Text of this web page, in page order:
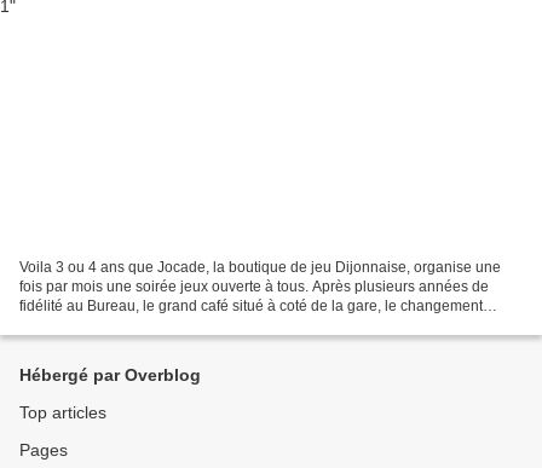
Voila 3 ou 4 ans que Jocade, la boutique de jeu Dijonnaise, organise une
fois par mois une soirée jeux ouverte à tous. Après plusieurs années de
fidélité au Bureau, le grand café situé à coté de la gare, le changement
Hébergé par Overblog
Top articles
Pages